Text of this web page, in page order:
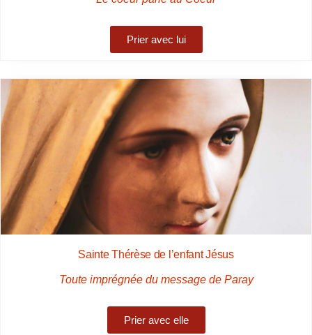
Prier avec lui
Sainte Thérèse de l’enfant Jésus
Toute imprégnée du message de Paray
Prier avec elle